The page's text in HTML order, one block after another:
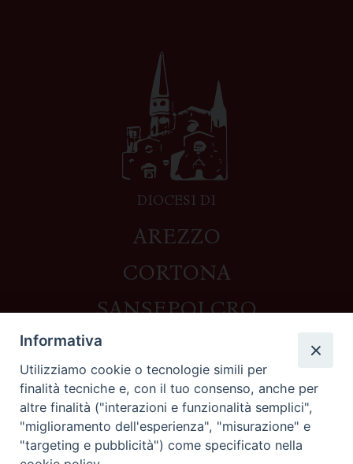
DIOCESI DI
AREZZO
CORTONA
SANSEPOLCRO
Contatti
Piazza del Duomo,1 - 52100 Arezzo
segreteria@diocesi.arezzo.it
Informativa privacy
Informativa
Utilizziamo cookie o tecnologie simili per
finalità tecniche e, con il tuo consenso, anche per
altre finalità ("interazioni e funzionalità semplici",
"miglioramento dell'esperienza", "misurazione" e
"targeting e pubblicità") come specificato nella